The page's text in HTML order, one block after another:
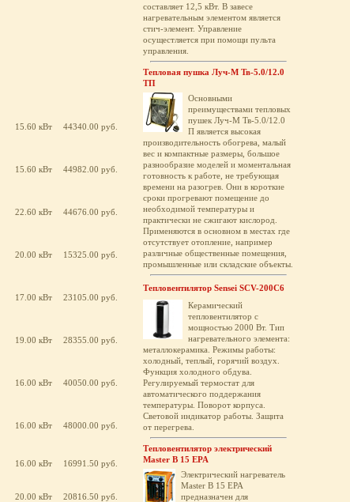
15.60 кВт 44340.00 руб.
15.60 кВт 44982.00 руб.
22.60 кВт 44676.00 руб.
20.00 кВт 15325.00 руб.
17.00 кВт 23105.00 руб.
19.00 кВт 28355.00 руб.
16.00 кВт 40050.00 руб.
16.00 кВт 48000.00 руб.
16.00 кВт 16991.50 руб.
20.00 кВт 20816.50 руб.
составляет 12,5 кВт. В завесе
нагревательным элементом является
стич-элемент. Управление
осущестляется при помощи пульта
управления.
Тепловая пушка Луч-М Тв-5.0/12.0
ТП
Основными
преимуществами тепловых
пушек Луч-М Тв-5.0/12.0
П является высокая
производительность обогрева, малый
вес и компактные размеры, большое
разнообразие моделей и моментальная
готовность к работе, не требующая
времени на разогрев. Они в короткие
сроки прогревают помещение до
необходимой температуры и
практически не сжигают кислород.
Применяются в основном в местах где
отсутствует отопление, например
различные общественные помещения,
промышленные или складские объекты.
Тепловентилятор Sensei SCV-200C6
Керамический
тепловентилятор с
мощностью 2000 Вт. Тип
нагревательного элемента:
металлокерамика. Режимы работы:
холодный, теплый, горячий воздух.
Функция холодного обдува.
Регулируемый термостат для
автоматического поддержания
температуры. Поворот корпуса.
Световой индикатор работы. Защита
от перегрева.
Тепловентилятор электрический
Master B 15 EPA
Электрический нагреватель
Master B 15 EPA
предназначен для